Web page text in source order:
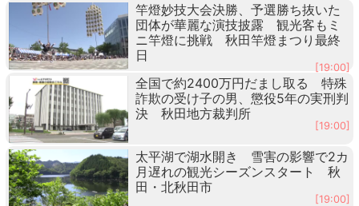
竿燈妙技大会決勝、予選勝ち抜いた
団体が華麗な演技披露 観光客もミ
ニ竿燈に挑戦 秋田竿燈まつり最終
日
[19:00]
全国で約2400万円だまし取る 特殊
詐欺の受け子の男、懲役5年の実刑判
決 秋田地方裁判所
[19:00]
太平湖で湖水開き 雪害の影響で2カ
月遅れの観光シーズンスタート 秋
田・北秋田市
[19:00]